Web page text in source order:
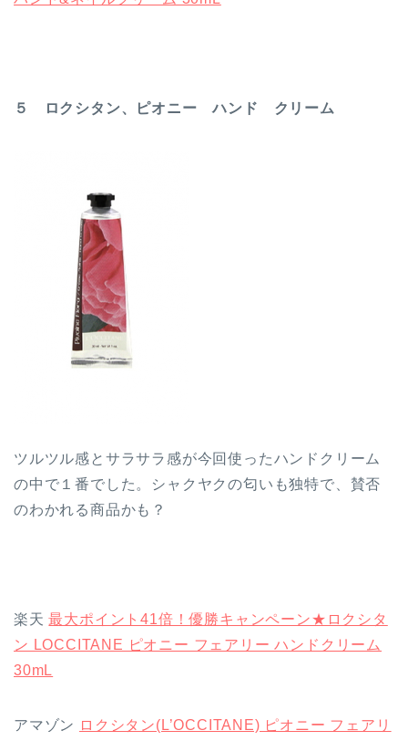
５ ロクシタン、ピオニー ハンド クリーム
ツルツル感とサラサラ感が今回使ったハンドクリーム
の中で１番でした。シャクヤクの匂いも独特で、賛否
のわかれる商品かも？
楽天最大ポイント41倍！優勝キャンペーン★ロクシタ
ン LOCCITANE ピオニー フェアリー ハンドクリーム
30mL
アマゾン ロクシタン(L’OCCITANE) ピオニー フェアリ